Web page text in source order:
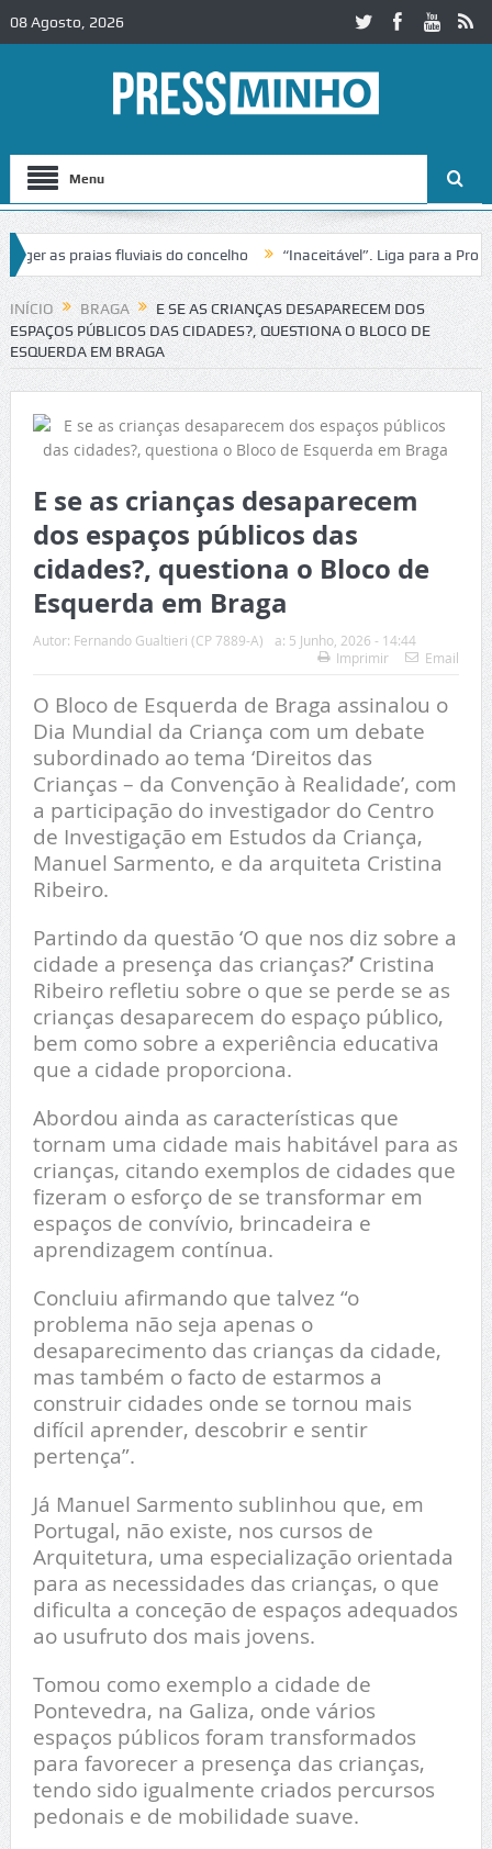
08 Agosto, 2026
Menu
praias fluviais do concelho “Inaceitável”. Liga para a Proteção
de trânsito no IC2 em Alcobaça Igreja do Castelo de
INÍCIO BRAGA
E SE AS CRIANÇAS DESAPARECEM DOS
ESPAÇOS PÚBLICOS DAS CIDADES?, QUESTIONA O BLOCO DE
ESQUERDA EM BRAGA
E se as crianças desaparecem
dos espaços públicos das
cidades?, questiona o Bloco de
Esquerda em Braga
Autor: Fernando Gualtieri (CP 7889-A) a: 5 Junho, 2026 - 14:44
Imprimir
Email
O Bloco de Esquerda de Braga assinalou o
Dia Mundial da Criança com um debate
subordinado ao tema ‘Direitos das
Crianças – da Convenção à Realidade’, com
a participação do investigador do Centro
de Investigação em Estudos da Criança,
Manuel Sarmento, e da arquiteta Cristina
Ribeiro.
Partindo da questão ‘O que nos diz sobre a
cidade a presença das crianças?’ Cristina
Ribeiro refletiu sobre o que se perde se as
crianças desaparecem do espaço público,
bem como sobre a experiência educativa
que a cidade proporciona.
Abordou ainda as características que
tornam uma cidade mais habitável para as
crianças, citando exemplos de cidades que
fizeram o esforço de se transformar em
espaços de convívio, brincadeira e
aprendizagem contínua.
Concluiu afirmando que talvez “o
problema não seja apenas o
desaparecimento das crianças da cidade,
mas também o facto de estarmos a
construir cidades onde se tornou mais
difícil aprender, descobrir e sentir
pertença”.
Já Manuel Sarmento sublinhou que, em
Portugal, não existe, nos cursos de
Arquitetura, uma especialização orientada
para as necessidades das crianças, o que
dificulta a conceção de espaços adequados
ao usufruto dos mais jovens.
Tomou como exemplo a cidade de
Pontevedra, na Galiza, onde vários
espaços públicos foram transformados
para favorecer a presença das crianças,
tendo sido igualmente criados percursos
pedonais e de mobilidade suave.